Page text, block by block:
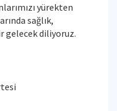
yürekten
sağlık,
gelecek diliyoruz.